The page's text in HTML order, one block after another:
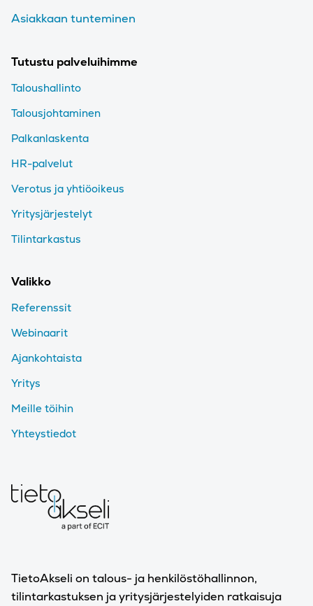
TietoAkseli on talous- ja henkilöstöhallinnon,
tilintarkastuksen ja yritysjärjestelyiden ratkaisuja
Asiakkaan tunteminen
Tutustu palveluihimme
Taloushallinto
Talousjohtaminen
Palkanlaskenta
HR-palvelut
Verotus ja yhtiöoikeus
Yritysjärjestelyt
Tilintarkastus
Valikko
Referenssit
Webinaarit
Ajankohtaista
Yritys
Meille töihin
Yhteystiedot